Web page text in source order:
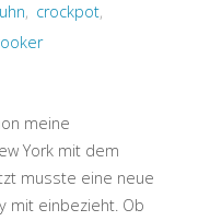
, crockpot,
meine
York mit dem
musste eine neue
mit einbezieht. Ob